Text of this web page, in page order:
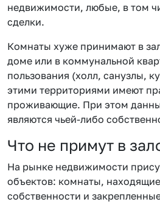
недвижимости, любые, в том
сделки.
Комнаты хуже принимают в
доме или в коммунальной
пользования (холл, санузлы,
этими территориями имеют
проживающие. При этом
являются чьей-либо
Что не примут в
На рынке недвижимости
объектов: комнаты,
собственности и